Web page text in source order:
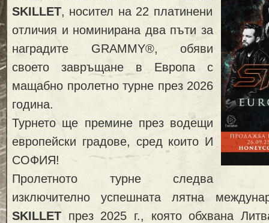
SKILLET, носител на 22 платинени
отличия и номинирана два пъти за
наградите GRAMMY®, обяви
своето завръщане в Европа с
мащабно пролетно турне през 2026
година.
Турнето ще премине през водещи
европейски градове, сред които И
СОФИЯ!
Пролетното турне следва
изключително успешната лятна
SKILLET през 2025 г., която обхвана